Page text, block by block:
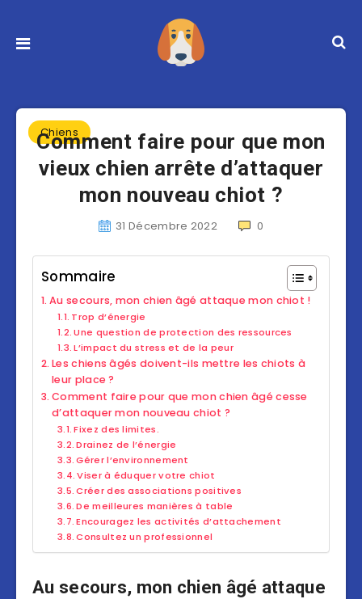
Chiens
Comment faire pour que mon
vieux chien arrête d’attaquer
mon nouveau chiot ?
31 Décembre 2022 0
Sommaire
Au secours, mon chien âgé attaque mon chiot !
Trop d’énergie
Une question de protection des ressources
L’impact du stress et de la peur
Les chiens âgés doivent-ils mettre les chiots à
leur place ?
Comment faire pour que mon chien âgé cesse
d’attaquer mon nouveau chiot ?
Fixez des limites.
Drainez de l’énergie
Gérer l’environnement
Viser à éduquer votre chiot
Créer des associations positives
De meilleures manières à table
Encouragez les activités d’attachement
Consultez un professionnel
Au secours, mon chien âgé attaque